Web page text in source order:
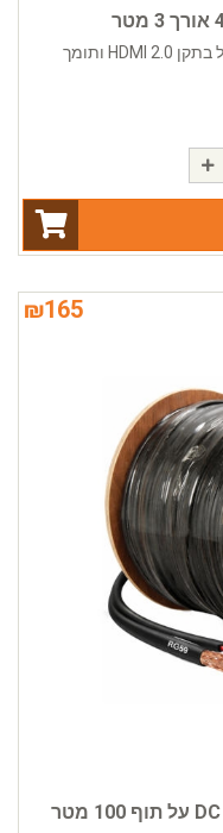
כבל HDMI איכותי באורך 3 מטר. הכבל בתקן HDMI 2.0 ותומך
₪165